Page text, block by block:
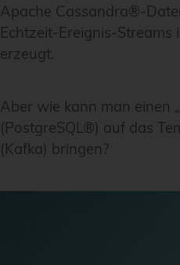
Apache Cassandra®-
Echtzeit-Ereignis-
erzeugt.
Aber wie kann man einen
(PostgreSQL®) auf das
(Kafka) bringen?